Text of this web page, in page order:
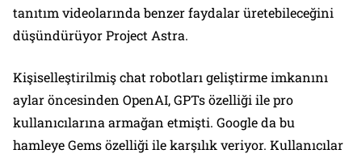
tanıtım videolarında benzer faydalar üretebileceğini
düşündürüyor Project Astra.
Kişiselleştirilmiş chat robotları geliştirme imkanını
aylar öncesinden OpenAI, GPTs özelliği ile pro
kullanıcılarına armağan etmişti. Google da bu
hamleye Gems özelliği ile karşılık veriyor. Kullanıcılar